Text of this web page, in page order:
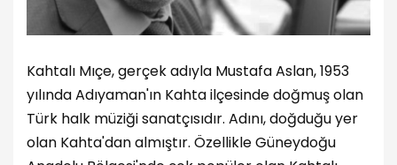
Kahtalı Mıçe, gerçek adıyla Mustafa Aslan, 1953
yılında Adıyaman'ın Kahta ilçesinde doğmuş olan
Türk halk müziği sanatçısıdır. Adını, doğduğu yer
olan Kahta'dan almıştır. Özellikle Güneydoğu